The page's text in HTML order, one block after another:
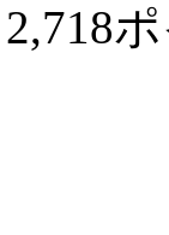
2,718